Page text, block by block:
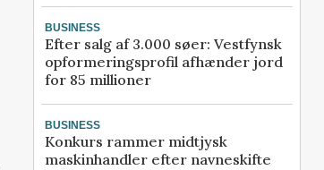
BUSINESS
Efter salg af 3.000 søer: Vestfynsk
opformeringsprofil afhænder jord
for 85 millioner
BUSINESS
Konkurs rammer midtjysk
maskinhandler efter navneskifte